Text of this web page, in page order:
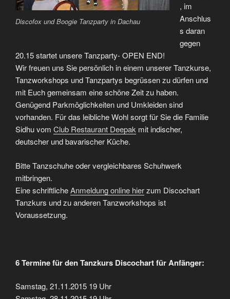
Discofox und Boogie Tanzparty in Dachau
, im
Anschlus
s daran
gegen
20.15 startet unsere Tanzparty- OPEN END!
Wir freuen uns Sie persönlich in einem unserer Tanzkurse,
Tanzworkshops und Tanzpartys begrüssen zu dürfen und
mit Euch gemeinsam eine schöne Zeit zu haben.
Genügend Parkmöglichkeiten und Umkleiden sind
vorhanden. Für das leibliche Wohl sorgt für Sie die Familie
Sidhu vom Club Restaurant Deepak mit indischer,
deutscher und bavarischer Küche.
Bitte Tanzschuhe oder vergleichbares Schuhwerk
mitbringen.
Eine schriftlicheAnmeldung online hierzum Discochart
Tanzkurs und zu anderen Tanzworkshops ist
Voraussetzung.
6 Termine für den Tanzkurs Discochart für Anfänger:
Samstag, 21.11.2015 19 Uhr